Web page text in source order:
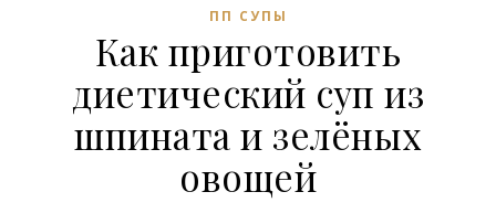
ПП СУПЫ
Как приготовить
диетический суп из
шпината и зелёных
овощей